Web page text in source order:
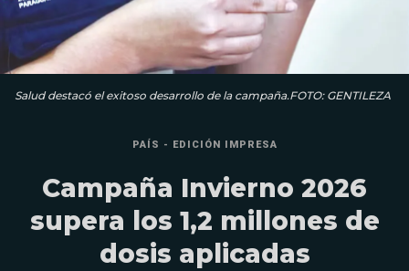
Salud destacó el exitoso desarrollo de la campaña.FOTO: GENTILEZA
PAÍS - EDICIÓN IMPRESA
Campaña Invierno 2026
supera los 1,2 millones de
dosis aplicadas